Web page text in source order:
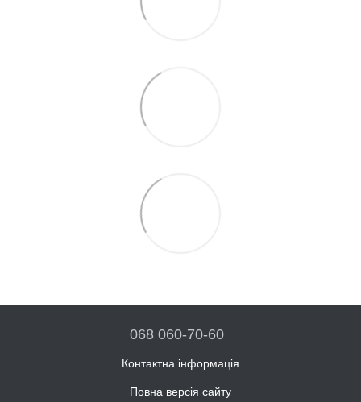
068 060-70-60
Контактна інформація
Повна версія сайту